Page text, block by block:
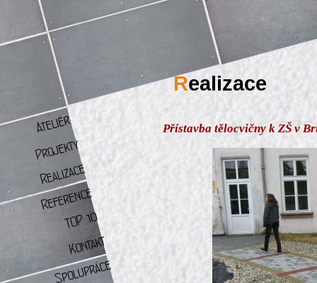
Realizace
Přístavba tělocvičny k ZŠ v